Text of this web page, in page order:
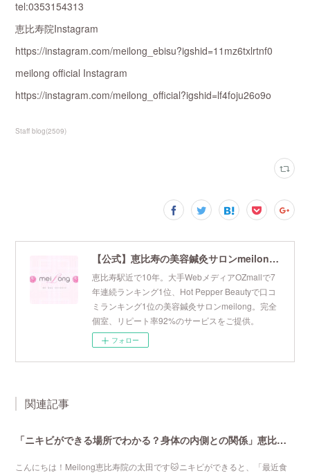
tel:0353154313
恵比寿院Instagram
https://instagram.com/meilong_ebisu?igshid=11mz6txlrtnf0
meilong official Instagram
https://instagram.com/meilong_official?igshid=lf4foju26o9o
Staff blog(2509)
【公式】恵比寿の美容鍼灸サロンmeilong｜ツボを押さえた針・お灸の治療で美容と健康を叶えます
恵比寿駅近で10年。大手WebメディアOZmallで7
年連続ランキング1位、Hot Pepper Beautyで口コ
ミランキング1位の美容鍼灸サロンmeilong。完全
個室、リピート率92%のサービスをご提供。
フォロー
関連記事
「ニキビができる場所でわかる？身体の内側との関係」恵比寿で口コミNo 1美容鍼灸ならmeilong
こんにちは！Meilong恵比寿院の太田です🐱ニキビができると、「最近食